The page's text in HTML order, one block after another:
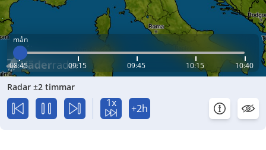
mån
08:45 09:15 09:45 10:15 10:40
Radar ±2 timmar
1x +2h